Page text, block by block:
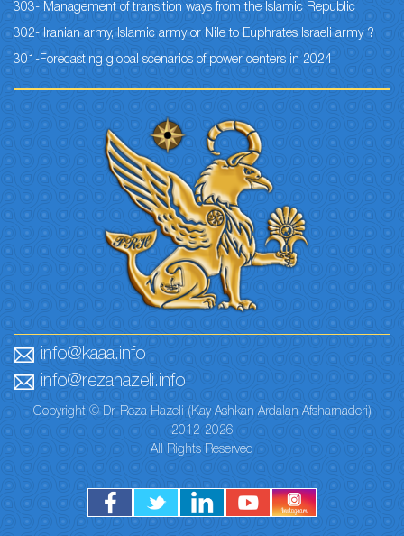
303- Management of transition ways from the Islamic Republic
302- Iranian army, Islamic army or Nile to Euphrates Israeli army ?
301-Forecasting global scenarios of power centers in 2024
info@kaaa.info
info@rezahazeli.info
Copyright © Dr. Reza Hazeli (Kay Ashkan Ardalan Afsharnaderi)
2012-2026
All Rights Reserved